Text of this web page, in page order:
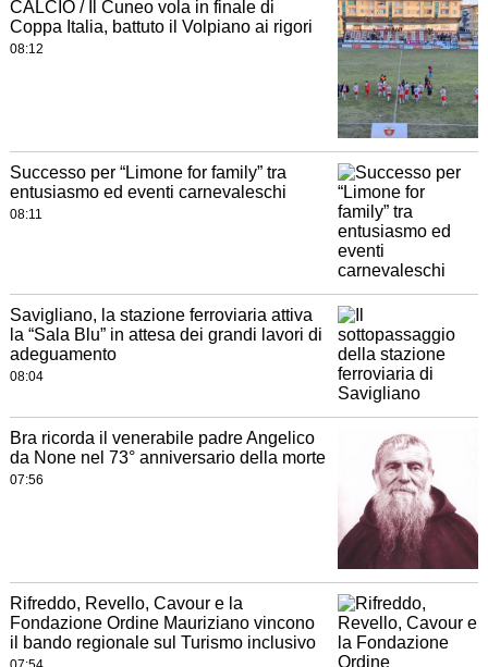
CALCIO / Il Cuneo vola in finale di
Coppa Italia, battuto il Volpiano ai rigori
08:12
Successo per “Limone for family” tra
entusiasmo ed eventi carnevaleschi
08:11
Savigliano, la stazione ferroviaria attiva
la “Sala Blu” in attesa dei grandi lavori di
adeguamento
08:04
Bra ricorda il venerabile padre Angelico
da None nel 73° anniversario della morte
07:56
Rifreddo, Revello, Cavour e la
Fondazione Ordine Mauriziano vincono
il bando regionale sul Turismo inclusivo